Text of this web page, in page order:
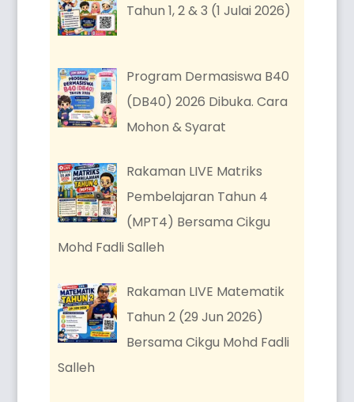
Tahun 1, 2 & 3 (1 Julai 2026)
Program Dermasiswa B40
(DB40) 2026 Dibuka. Cara
Mohon & Syarat
Rakaman LIVE Matriks
Pembelajaran Tahun 4
(MPT4) Bersama Cikgu
Mohd Fadli Salleh
Rakaman LIVE Matematik
Tahun 2 (29 Jun 2026)
Bersama Cikgu Mohd Fadli
Salleh